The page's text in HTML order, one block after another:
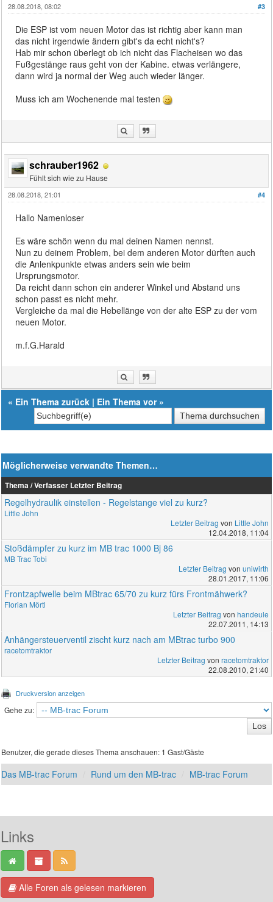
#3
28.08.2018, 08:02
Die ESP ist vom neuen Motor das ist richtig aber kann man
das nicht irgendwie ändern gibt's da echt nicht's?
Hab mir schon überlegt ob ich nicht das Flacheisen wo das
Fußgestänge raus geht von der Kabine. etwas verlängere,
dann wird ja normal der Weg auch wieder länger.
Muss ich am Wochenende mal testen
schrauber1962
Fühlt sich wie zu Hause
#4
28.08.2018, 21:01
Hallo Namenloser
Es wäre schön wenn du mal deinen Namen nennst.
Nun zu deinem Problem, bei dem anderen Motor dürften auch
die Anlenkpunkte etwas anders sein wie beim
Ursprungsmotor.
Da reicht dann schon ein anderer Winkel und Abstand uns
schon passt es nicht mehr.
Vergleiche da mal die Hebellänge von der alte ESP zu der vom
neuen Motor.
m.f.G.Harald
« Ein Thema zurück | Ein Thema vor»
Möglicherweise verwandte Themen…
Thema / Verfasser Letzter Beitrag
Regelhydraulik einstellen - Regelstange viel zu kurz?
Little John
Letzter Beitrag von Little John
12.04.2018, 11:04
Stoßdämpfer zu kurz im MB trac 1000 Bj 86
MB Trac Tobi
Letzter Beitrag von uniwirth
28.01.2017, 11:06
Frontzapfwelle beim MBtrac 65/70 zu kurz fürs Frontmähwerk?
Florian Mörtl
Letzter Beitrag von handeule
22.07.2011, 14:13
Anhängersteuerventil zischt kurz nach am MBtrac turbo 900
racetomtraktor
Letzter Beitrag von racetomtraktor
22.08.2010, 21:40
Druckversion anzeigen
Gehe zu:
Benutzer, die gerade dieses Thema anschauen: 1 Gast/Gäste
Das MB-trac Forum Rund um den MB-trac MB-trac Forum
Links
Alle Foren als gelesen markieren